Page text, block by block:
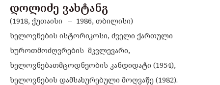
დოლიძე ვახტანგ
(1918, ქუთაისი – 1986, თბილისი)
ხელოვნების ისტორიკოსი, ძველი ქართული
ხუროთმოძღვრების მკვლევარი,
ხელოვნებათმცოდნეობის კანდიდატი (1954),
ხელოვნების დამსახურებული მოღვაწე (1982).